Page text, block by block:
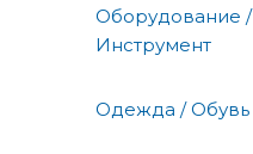
Оборудование /
Инструмент
Одежда / Обувь